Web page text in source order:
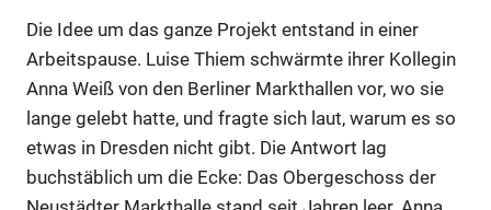
Die Idee um das ganze Projekt entstand in einer
Arbeitspause. Luise Thiem schwärmte ihrer Kollegin
Anna Weiß von den Berliner Markthallen vor, wo sie
lange gelebt hatte, und fragte sich laut, warum es so
etwas in Dresden nicht gibt. Die Antwort lag
buchstäblich um die Ecke: Das Obergeschoss der